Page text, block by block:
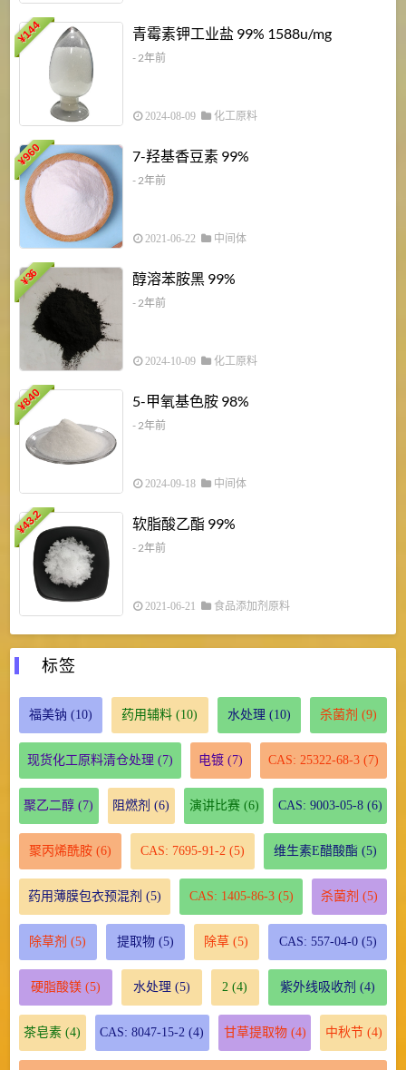
¥
144 青霉素钾工业盐 99% 1588u/mg
- 2年前
2024-08-09 化工原料
¥
960 7-羟基香豆素 99%
- 2年前
2021-06-22 中间体
¥
36 醇溶苯胺黑 99%
- 2年前
2024-10-09 化工原料
¥
840 5-甲氧基色胺 98%
- 2年前
2024-09-18 中间体
¥
43.2 软脂酸乙酯 99%
- 2年前
2021-06-21 食品添加剂原料
标签
福美钠 (10) 药用辅料 (10) 水处理 (10) 杀菌剂 (9)
现货化工原料清仓处理 (7) 电镀 (7) CAS: 25322-68-3 (7)
聚乙二醇 (7) 阻燃剂 (6) 演讲比赛(6) CAS: 9003-05-8(6)
聚丙烯酰胺(6) CAS: 7695-91-2 (5) 维生素E醋酸酯 (5)
药用薄膜包衣预混剂 (5) CAS: 1405-86-3(5) 杀菌剂 (5)
除草剂 (5) 提取物(5) 除草 (5) CAS: 557-04-0(5)
硬脂酸镁(5) 水处理 (5) 2 (4) 紫外线吸收剂 (4)
茶皂素 (4) CAS: 8047-15-2 (4) 甘草提取物(4) 中秋节(4)